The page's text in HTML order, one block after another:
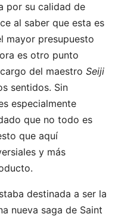
por su calidad de
al saber que esta es
mayor presupuesto
es otro punto
del maestro Seiji
sentidos. Sin
especialmente
que no todo es
que aquí
y más
destinada a ser la
nueva saga de Saint